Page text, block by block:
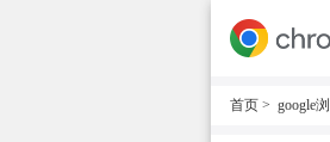
首页 > google